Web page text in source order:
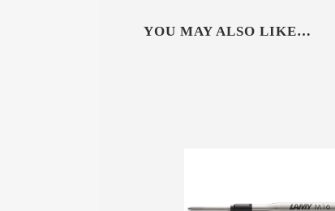
YOU MAY ALSO LIKE…